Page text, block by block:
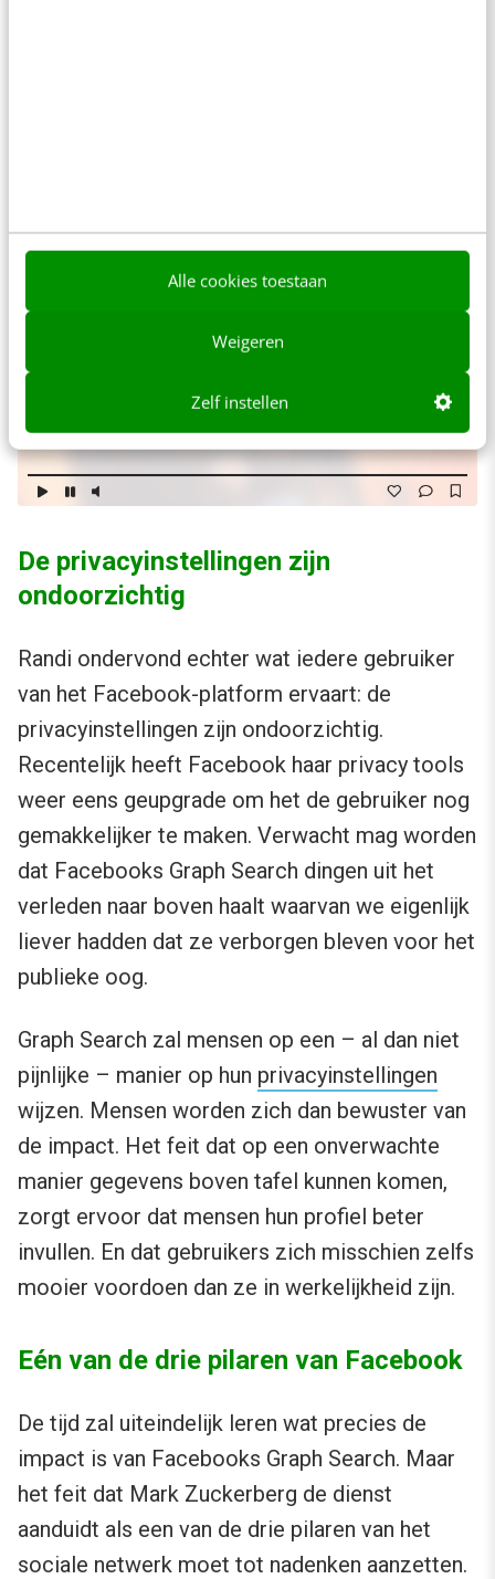
Alle cookies toestaan
Weigeren
Zelf instellen
De privacyinstellingen zijn
ondoorzichtig
Randi ondervond echter wat iedere gebruiker
van het Facebook-platform ervaart: de
privacyinstellingen zijn ondoorzichtig.
Recentelijk heeft Facebook haar privacy tools
weer eens geupgrade om het de gebruiker nog
gemakkelijker te maken. Verwacht mag worden
dat Facebooks Graph Search dingen uit het
verleden naar boven haalt waarvan we eigenlijk
liever hadden dat ze verborgen bleven voor het
publieke oog.
Graph Search zal mensen op een – al dan niet
pijnlijke – manier op hun privacyinstellingen
wijzen. Mensen worden zich dan bewuster van
de impact. Het feit dat op een onverwachte
manier gegevens boven tafel kunnen komen,
zorgt ervoor dat mensen hun profiel beter
invullen. En dat gebruikers zich misschien zelfs
mooier voordoen dan ze in werkelijkheid zijn.
Eén van de drie pilaren van Facebook
De tijd zal uiteindelijk leren wat precies de
impact is van Facebooks Graph Search. Maar
het feit dat Mark Zuckerberg de dienst
aanduidt als een van de drie pilaren van het
sociale netwerk moet tot nadenken aanzetten.